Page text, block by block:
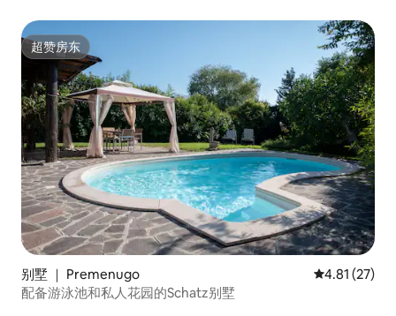
超赞房东
超赞房东
别墅 ｜ Premenugo 平均评分
4.81 (27)
配备游泳池和私人花园的Schatz别墅